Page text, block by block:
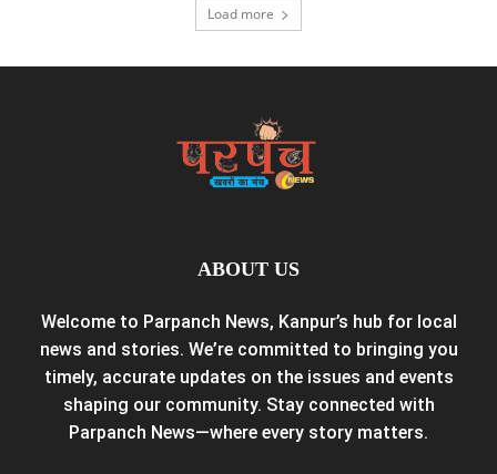
Load more
ABOUT US
Welcome to Parpanch News, Kanpur’s hub for local
news and stories. We’re committed to bringing you
timely, accurate updates on the issues and events
shaping our community. Stay connected with
Parpanch News—where every story matters.